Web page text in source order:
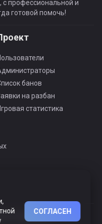
профессиональной и
готовой помочь!
банов
на разбан
статистика
защищены
СОГЛАСЕН